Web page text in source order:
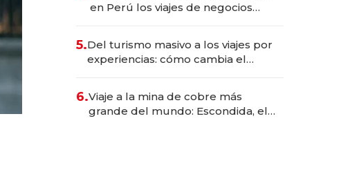
en Perú los viajes de negocios
transformadoras
5.Del turismo masivo a los viajes por
experiencias: cómo cambia el
6.Viaje a la mina de cobre más
grande del mundo: Escondida, el